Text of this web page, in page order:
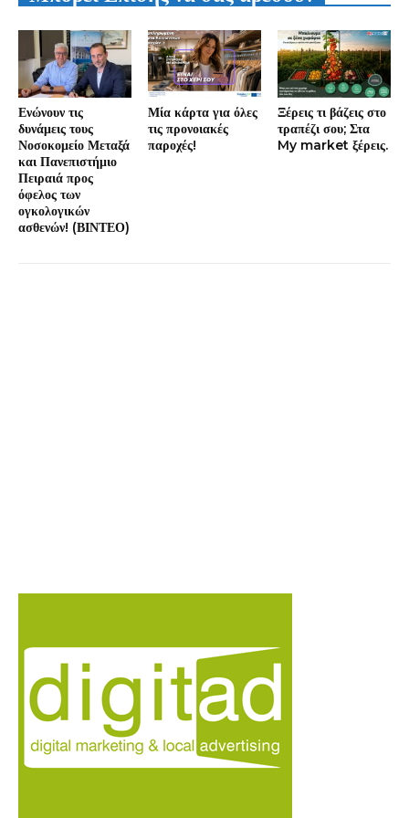
Ενώνουν τις
δυνάμεις τους
Νοσοκομείο Μεταξά
και Πανεπιστήμιο
Πειραιά προς
όφελος των
ογκολογικών
ασθενών! (ΒΙΝΤΕΟ)
Μία κάρτα για όλες
τις προνοιακές
παροχές!
Ξέρεις τι βάζεις στο
τραπέζι σου; Στα
My market ξέρεις.